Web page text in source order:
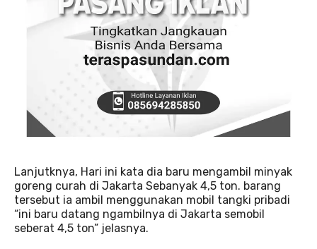
Lanjutknya, Hari ini kata dia baru mengambil minyak
goreng curah di Jakarta Sebanyak 4,5 ton. barang
tersebut ia ambil menggunakan mobil tangki pribadi
“ini baru datang ngambilnya di Jakarta semobil
seberat 4,5 ton” jelasnya.